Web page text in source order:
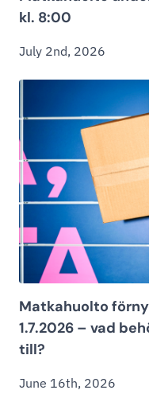
kl. 8:00
July 2nd, 2026
Matkahuolto
1.7.2026 – vad
till?
June 16th, 2026